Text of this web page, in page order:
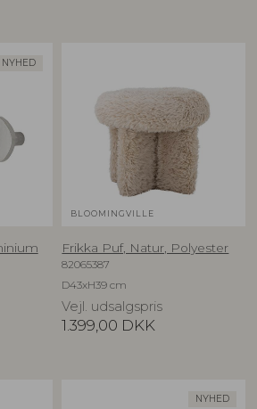
NYHED
BLOOMINGVILLE
Frikka Puf, Natur, Polyester
82065387
D43xH39 cm
Vejl. udsalgspris
1.399,00 DKK
NYHED